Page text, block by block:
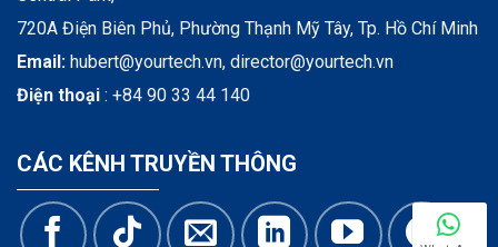
720A Điện Biên Phủ, Phường Thạnh Mỹ Tây, Tp. Hồ Chí Minh
Email: hubert@yourtech.vn, director@yourtech.vn
Điện thoại : +84 90 33 44 140
CÁC KÊNH TRUYỀN THÔNG